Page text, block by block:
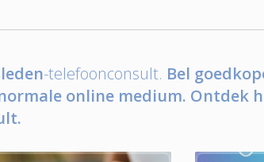
leden-telefoonconsult. Bel
online medium. Ontdek